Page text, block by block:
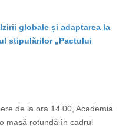
globale și adaptarea la
stipulărilor „Pactului
de la ora 14.00, Academia
masă rotundă în cadrul